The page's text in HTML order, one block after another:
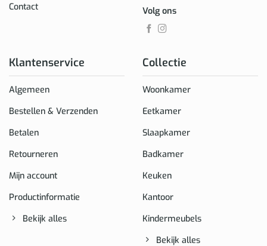
Contact
Klantenservice
Algemeen
Bestellen & Verzenden
Betalen
Retourneren
Mijn account
Productinformatie
Bekijk alles
Collectie
Woonkamer
Eetkamer
Slaapkamer
Badkamer
Keuken
Kantoor
Kindermeubels
Bekijk alles
Volg ons